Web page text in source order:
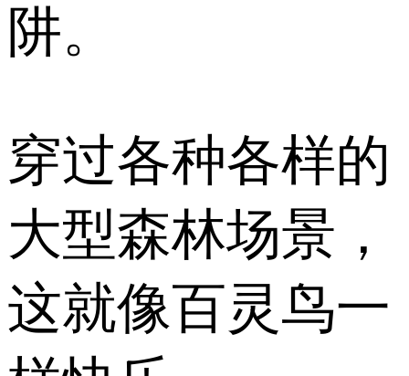
阱。
穿过各种各样的
大型森林场景，
这就像百灵鸟一